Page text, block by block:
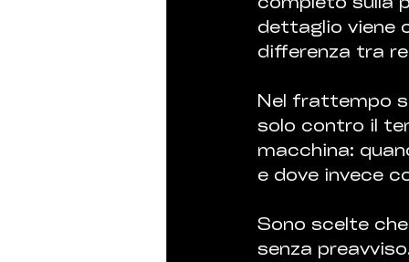
dettaglio viene
differenza tra
Nel frattempo
solo contro il
macchina:
e dove invece
Sono scelte
senza